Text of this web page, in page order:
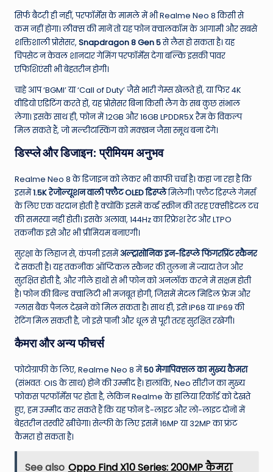
सिर्फ बैटरी ही नहीं, परफॉर्मेंस के मामले में भी Realme Neo 8 किसी से
कम नहीं होगा। लीक्स की मानें तो यह फोन क्वालकॉम के आगामी और सबसे
शक्तिशाली प्रोसेसर, Snapdragon 8 Gen 5से लैस हो सकता है। यह
चिपसेट न केवल शानदार गेमिंग परफॉर्मेंस देगा बल्कि इसकी पावर
एफिशिएंसी भी बेहतरीन होगी।
चाहे आप ‘BGMI’ या ‘Call of Duty’ जैसे भारी गेम्स खेलते हों, या फिर 4K
वीडियो एडिटिंग करते हों, यह प्रोसेसर बिना किसी लैग के सब कुछ संभाल
लेगा। इसके साथ ही, फोन में 12GB और 16GB LPDDR5X रैम के विकल्प
मिल सकते हैं, जो मल्टीटास्किंग को मक्खन जैसा स्मूथ बना देंगे।
डिस्प्ले और डिजाइन: प्रीमियम अनुभव
Realme Neo 8 के डिजाइन को लेकर भी काफी चर्चा है। कहा जा रहा है कि
इसमें1.5K रेजोल्यूशन वाली फ्लैट OLED डिस्प्लेमिलेगी। फ्लैट डिस्प्ले गेमर्स
के लिए एक वरदान होती है क्योंकि इसमें कर्व्ड स्क्रीन की तरह एक्सीडेंटल टच
की समस्या नहीं होती। इसके अलावा, 144Hz का रिफ्रेश रेट और LTPO
तकनीक इसे और भी प्रीमियम बनाएगी।
सुरक्षा के लिहाज से, कंपनी इसमेंअल्ट्रासोनिक इन-डिस्प्ले फिंगरप्रिंट स्कैनर
दे सकती है। यह तकनीक ऑप्टिकल स्कैनर की तुलना में ज्यादा तेज और
सुरक्षित होती है, और गीले हाथों से भी फोन को अनलॉक करने में सक्षम होती
है। फोन की बिल्ड क्वालिटी भी मजबूत होगी, जिसमें मेटल मिडिल फ्रेम और
ग्लास बैक पैनल देखने को मिल सकता है। साथ ही, इसे IP68 या IP69 की
रेटिंग मिल सकती है, जो इसे पानी और धूल से पूरी तरह सुरक्षित रखेगी।
कैमरा और अन्य फीचर्स
फोटोग्राफी के लिए, Realme Neo 8 में50 मेगापिक्सल का मुख्य कैमरा
(संभवतः OIS के साथ) होने की उम्मीद है। हालांकि, Neo सीरीज का मुख्य
फोकस परफॉर्मेंस पर होता है, लेकिन Realme के हालिया रिकॉर्ड को देखते
हुए, हम उम्मीद कर सकते हैं कि यह फोन डे-लाइट और लो-लाइट दोनों में
बेहतरीन तस्वीरें खींचेगा। सेल्फी के लिए इसमें 16MP या 32MP का फ्रंट
कैमरा हो सकता है।
See also Oppo Find X10 Series: 200MP कैमरा